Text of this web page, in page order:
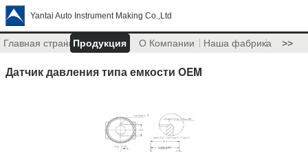
Yantai Auto Instrument Making Co.,Ltd
Главная страницаПродукция О Компании Наша фабрика >>
Датчик давления типа емкости OEM